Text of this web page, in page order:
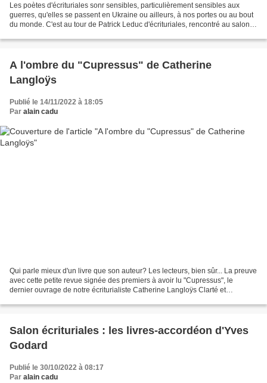
Les poètes d'écrituriales sonr sensibles, particulièrement sensibles aux
guerres, qu'elles se passent en Ukraine ou ailleurs, à nos portes ou au bout
du monde. C'est au tour de Patrick Leduc d'écrituriales, rencontré au salon
A l'ombre du "Cupressus" de Catherine
Langloÿs
Publié le 14/11/2022 à 18:05
Par alain cadu
Qui parle mieux d'un livre que son auteur? Les lecteurs, bien sûr... La preuve
avec cette petite revue signée des premiers à avoir lu "Cupressus", le
dernier ouvrage de notre écriturialiste Catherine Langloÿs Clarté et
Salon écrituriales : les livres-accordéon d'Yves
Godard
Publié le 30/10/2022 à 08:17
Par alain cadu